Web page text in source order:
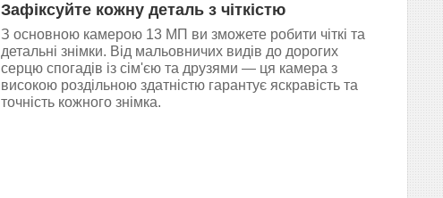
Зафіксуйте кожну деталь з чіткістю
З основною камерою 13 МП ви зможете робити чіткі та
детальні знімки. Від мальовничих видів до дорогих
серцю спогадів із сім'єю та друзями — ця камера з
високою роздільною здатністю гарантує яскравість та
точність кожного знімка.